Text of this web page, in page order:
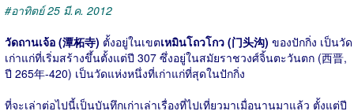
#อาทิตย์ 25 มี.ค. 2012
วัดถานเจ้อ (潭柘寺) ตั้งอยู่ในเขตเหมินโถวโกว (门头沟) ของปักกิ่ง เป็นวัด
เก่าแก่ที่เริ่มสร้างขึ้นตั้งแต่ปี 307 ซึ่งอยู่ในสมัยราชวงศ์จิ้นตะวันตก (西晋,
ปี 265年-420) เป็นวัดแห่งหนึ่งที่เก่าแก่ที่สุดในปักกิ่ง
ที่จะเล่าต่อไปนี้เป็นบันทึกเก่าเล่าเรื่องที่ไปเที่ยวมาเมื่อนานมาแล้ว ตั้งแต่ปี